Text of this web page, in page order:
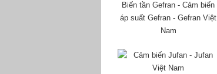
Biến tần Gefran - Cảm biến
áp suất Gefran - Gefran Việt
Nam